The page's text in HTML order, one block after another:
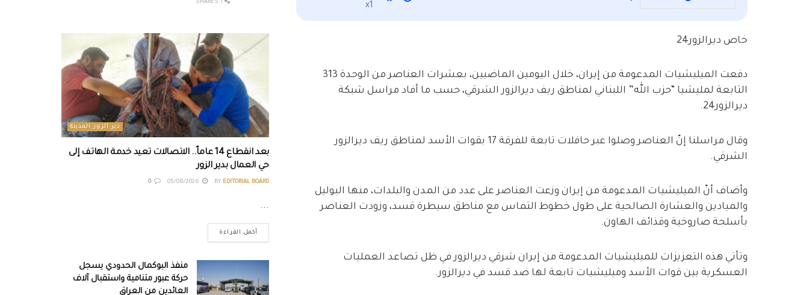
x1
خاص ديرالزور24
دفعت الميليشيات المدعومة من إيران، خلال اليومين الماضيين، بعشرات العناصر من الوحدة 313
التابعة لمليشيا “حزب الله” اللبناني لمناطق ريف ديرالزور الشرقي، حسب ما أفاد مراسل شبكة
ديرالزور24.
وقال مراسلنا إنّ العناصر وصلوا عبر حافلات تابعة للفرقة 17 بقوات الأسد لمناطق ريف ديرالزور
الشرقي.
وأضاف أنّ الميليشيات المدعومة من إيران وزعت العناصر على عدد من المدن والبلدات، منها البوليل
والميادين والعشارة الصالحية على طول خطوط التماس مع مناطق سيطرة قسد، وزودت العناصر
بأسلحة صاروخية وقذائف الهاون.
وتأتي هذه التعزيزات للميليشيات المدعومة من إيران شرقي ديرالزور في ظل تصاعد العمليات
العسكرية بين قوات الأسد وميليشيات تابعة لها ضد قسد في ديرالزور.
دير الزور المدينة
بعد انقطاع 14 عاماً.. الاتصالات تعيد خدمة الهاتف إلى
حي العمال بدير الزور
BY EDITORIAL BOARD
0
...
أكمل القراءة
منفذ البوكمال الحدودي يسجل
حركة عبور متنامية واستقبال آلاف
العائدين من العراق